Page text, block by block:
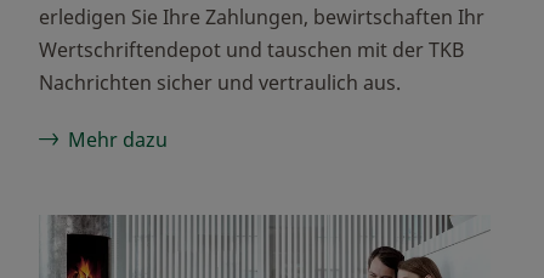
erledigen Sie Ihre Zahlungen, bewirtschaften Ihr
Wertschriftendepot und tauschen mit der TKB
Nachrichten sicher und vertraulich aus.
Mehr dazu